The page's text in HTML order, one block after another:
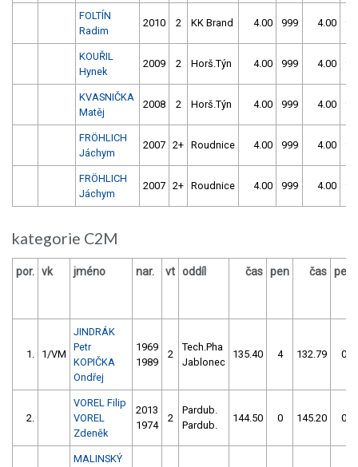
FOLTÍN
Radim
2010 2 KK Brand 4.00 999 4.00
KOUŘIL
Hynek
2009 2 Horš.Týn 4.00 999 4.00
KVASNIČKA
Matěj
2008 2 Horš.Týn 4.00 999 4.00
FRÖHLICH
Jáchym
2007 2+ Roudnice 4.00 999 4.00
FRÖHLICH
Jáchym
2007 2+ Roudnice 4.00 999 4.00
kategorie C2M
por. vk jméno nar. vt oddíl čas pen čas pen
1. 1/VM
JINDRÁK
Petr
KOPIČKA
Ondřej
1969
1989
2
Tech.Pha
Jablonec
135.40 4 132.79 0
2.
VOREL Filip
VOREL
Zdeněk
2013
1974
2
Pardub.
Pardub.
144.50 0 145.20 0
MALINSKÝ